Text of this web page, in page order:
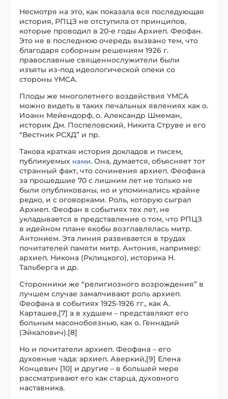
Несмотря на это, как показала вся последующая
история, РПЦЗ не отступила от принципов,
которые проводил в 20-е годы Архиеп. Феофан.
Это не в последнюю очередь вызвано тем, что
благодаря соборным решениям 1926 г.
православные священнослужители были
изъяты из-под идеологической опеки со
стороны YMCA.
Плоды же многолетнего воздействия YMCA
можно видеть в таких печальных явлениях как о.
Иоанн Мейендорф, о. Александр Шмеман,
историк Дм. Поспеловский, Никита Струве и его
“Вестник РСХД” и пр.
Такова краткая история докладов и писем,
публикуемых нами. Она, думается, объясняет тот
странный факт, что сочинения архиеп. Феофана
за прошедшие 70 с лишним лет не только не
были опубликованы, но и упоминались крайне
редко, и с оговорками. Роль, которую сыграл
Архиеп. Феофан в событиях тех лет, не
укладывается в представление о том, что РПЦЗ
в идейном плане якобы возглавлялась митр.
Антонием. Эта линия развивается в трудах
почитателей памяти митр. Антония, например:
архиеп. Никона (Рклицкого), историка Н.
Тальберга и др.
Сторонники же “религиозного возрождения” в
лучшем случае замалчивают роль архиеп.
Феофана в событиях 1925-1926 гг., как А.
Карташев,[7] а в худшем – представляют его
больным масонобоязнью, как о. Геннадий
(Эйкалович).[8]
Но и почитатели архиеп. Феофана – его
духовные чада: архиеп. Аверкий,[9] Елена
Концевич [10] и другие – в большей мере
рассматривают его как старца, духовного
наставника.